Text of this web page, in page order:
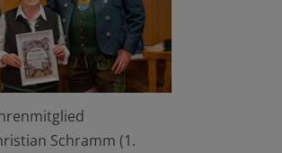
Schramm (1.